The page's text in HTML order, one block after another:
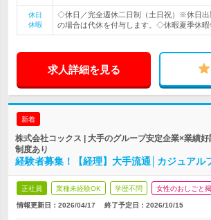
休日
休暇
◇休日／完全週休二日制（土日祝）※休日出
の場合は代休を付与します。◇休暇夏季休暇
求人詳細を見る
新着
株式会社コックス | 大手のグループ安定企業×業績
制度あり
経験者募集！【経理】大手流通│カジュアル
正社員 業種未経験OK 学歴不問 女性のおしごと
情報更新日：2026/04/17 終了予定日： 2026/10/15